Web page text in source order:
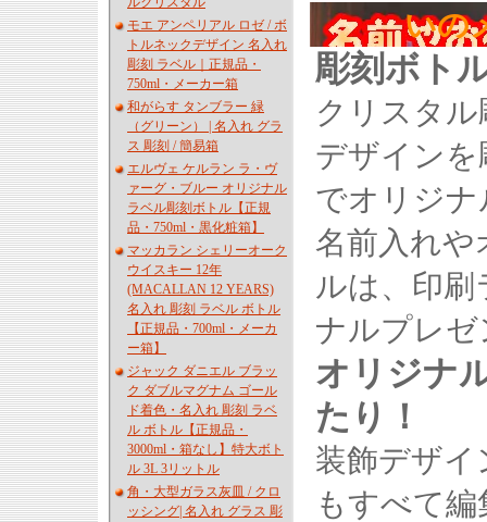
モエ アンペリアル ロゼ / ボ
トルネックデザイン 名入れ
彫刻 ラベル｜正規品・
750ml・メーカー箱
和がらす タンブラー 緑
（グリーン） | 名入れ グラ
ス 彫刻 / 簡易箱
エルヴェ ケルラン ラ・ヴ
ァーグ・ブルー オリジナル
ラベル彫刻ボトル【正規
品・750ml・黒化粧箱】
マッカラン シェリーオーク
ウイスキー 12年
(MACALLAN 12 YEARS)
名入れ 彫刻 ラベル ボトル
【正規品・700ml・メーカ
ー箱】
ジャック ダニエル ブラッ
ク ダブルマグナム ゴール
ド着色・名入れ 彫刻 ラベ
ル ボトル【正規品・
3000ml・箱なし】特大ボト
ル 3L 3リットル
角・大型ガラス灰皿 / クロ
ッシング| 名入れ グラス 彫
いの
彫刻ボト
クリスタ
デザインを
でオリジ
名前入れ
ルは、印
ナルプレ
オリジナ
たり！
装飾デザ
もすべて